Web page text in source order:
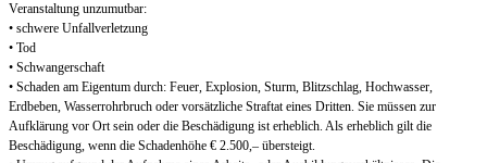
Veranstaltung unzumutbar:
• schwere Unfallverletzung
• Tod
• Schwangerschaft
• Schaden am Eigentum durch: Feuer, Explosion, Sturm, Blitzschlag, Hochwasser,
Erdbeben, Wasserrohrbruch oder vorsätzliche Straftat eines Dritten. Sie müssen zur
Aufklärung vor Ort sein oder die Beschädigung ist erheblich. Als erheblich gilt die
Beschädigung, wenn die Schadenhöhe € 2.500,– übersteigt.